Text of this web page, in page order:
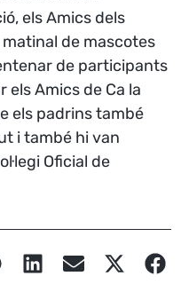
els Amics dels
de mascotes
de participants
els Amics de Ca la
els padrins també
i també hi van
Oficial de